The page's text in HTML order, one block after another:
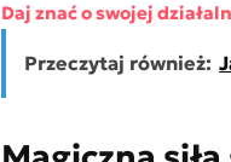
Daj znać o swojej
Przeczytaj również: